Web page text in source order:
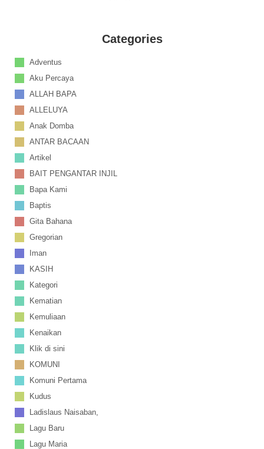
Categories
Adventus
Aku Percaya
ALLAH BAPA
ALLELUYA
Anak Domba
ANTAR BACAAN
Artikel
BAIT PENGANTAR INJIL
Bapa Kami
Baptis
Gita Bahana
Gregorian
Iman
KASIH
Kategori
Kematian
Kemuliaan
Kenaikan
Klik di sini
KOMUNI
Komuni Pertama
Kudus
Ladislaus Naisaban,
Lagu Baru
Lagu Maria